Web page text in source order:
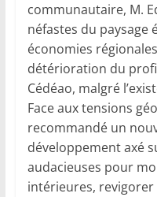
communautaire, M.
néfastes du paysage
économies
détérioration du
Cédéao, malgré
Face aux tensions
recommandé un
développement axé
audacieuses pour
intérieures,